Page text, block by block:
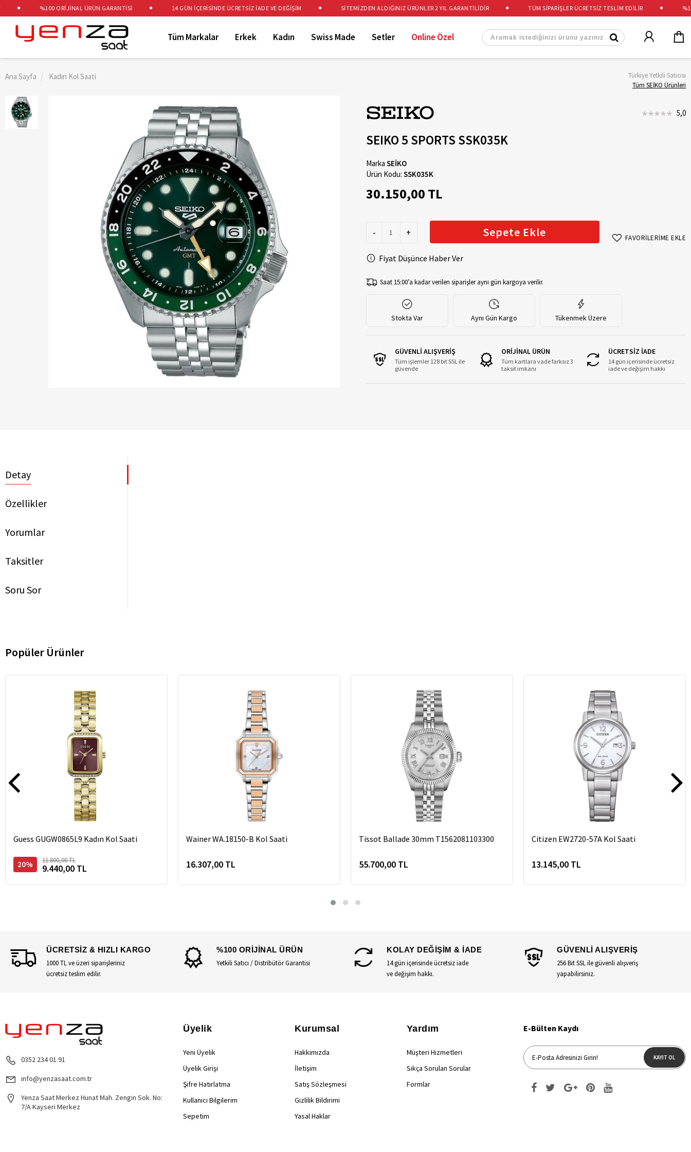
TÜM SİPARİŞLER ÜCRETSİZ TESLİM EDİLİR
%100 ORİJİNAL ÜRÜN GARANTİSİ 14 GÜN İÇERİSİNDE ÜCRETSİZ İADE VE DEĞİŞİM SİTEMİZDEN ALDIĞINIZ ÜRÜNLER 2 YIL GARANTİLİDİR
Tüm Markalar Erkek Kadın Swiss Made Setler Online Özel
Ana Sayfa Kadın Kol Saati
Türkiye Yetkili Satıcısı
Tüm SEİKO Ürünleri
5,0
SEIKO 5 SPORTS SSK035K
Marka SEİKO
Ürün Kodu: SSK035K
30.150,00 TL
- + Sepete Ekle FAVORİLERİME EKLE
Fiyat Düşünce Haber Ver
Saat 15:00’a kadar verilen siparişler aynı gün kargoya verilir.
Stokta Var Aynı Gün Kargo Tükenmek Üzere
GÜVENLİ ALIŞVERİŞ
Tüm işlemler 128 bit SSL ile
güvende
ORİJİNAL ÜRÜN
Tüm kartlara vade farksız 3
taksit imkanı
ÜCRETSİZ İADE
14 gün içerisinde ücretsiz
iade ve değişim hakkı
Detay
Özellikler
Yorumlar
Taksitler
Soru Sor
Popüler Ürünler
Guess GUGW0865L9 Kadın Kol Saati
20% 11.800,00 TL
9.440,00 TL
Wainer WA.18150-B Kol Saati
16.307,00 TL
Tissot Ballade 30mm T1562081103300
55.700,00 TL
Citizen EW2720-57A Kol Saati
13.145,00 TL
ÜCRETSİZ & HIZLI KARGO
1000 TL ve üzeri siparişleriniz
ücretsiz teslim edilir.
%100 ORİJİNAL ÜRÜN
Yetkili Satıcı / Distribütör Garantisi
KOLAY DEĞİŞİM & İADE
14 gün içerisinde ücretsiz iade
ve değişim hakkı.
GÜVENLİ ALIŞVERİŞ
256 Bit SSL ile güvenli alışveriş
yapabilirsiniz.
0352 234 01 91
info@yenzasaat.com.tr
Yenza Saat Merkez Hunat Mah. Zengin Sok. No:
7/A Kayseri Merkez
Üyelik
Yeni Üyelik
Üyelik Girişi
Şifre Hatırlatma
Kullanıcı Bilgilerim
Sepetim
Kurumsal
Hakkımızda
İletişim
Satış Sözleşmesi
Gizlilik Bildirimi
Yasal Haklar
Yardım
Müşteri Hizmetleri
Sıkça Sorulan Sorular
Formlar
E-Bülten Kaydı
KAYIT OL